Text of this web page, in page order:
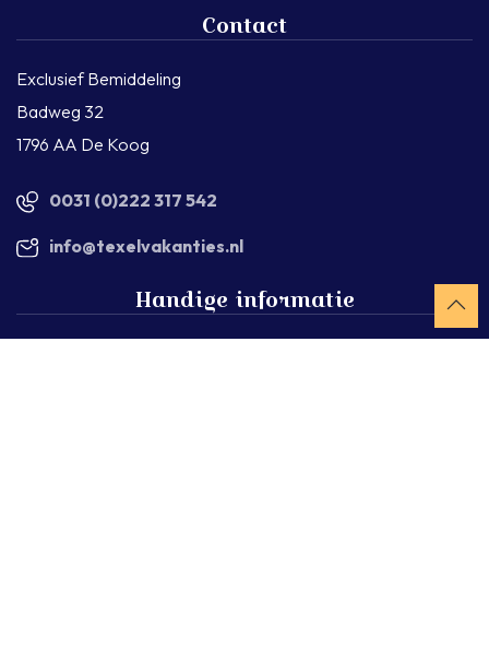
Contact
Exclusief Bemiddeling
Badweg 32
1796 AA De Koog
0031 (0)222 317 542
info@texelvakanties.nl
Handige informatie